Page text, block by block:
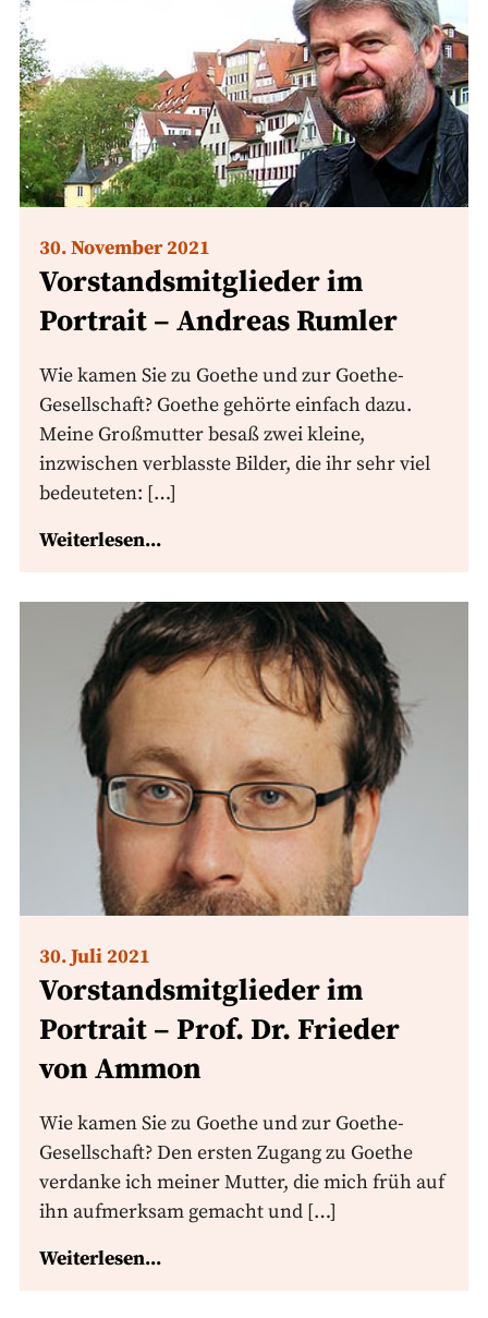
30. November 2021
Vorstandsmitglieder im
Portrait – Andreas Rumler
Wie kamen Sie zu Goethe und zur Goethe-
Gesellschaft? Goethe gehörte einfach dazu.
Meine Großmutter besaß zwei kleine,
inzwischen verblasste Bilder, die ihr sehr viel
bedeuteten: […]
Weiterlesen...
30. Juli 2021
Vorstandsmitglieder im
Portrait – Prof. Dr. Frieder
von Ammon
Wie kamen Sie zu Goethe und zur Goethe-
Gesellschaft? Den ersten Zugang zu Goethe
verdanke ich meiner Mutter, die mich früh auf
ihn aufmerksam gemacht und […]
Weiterlesen...